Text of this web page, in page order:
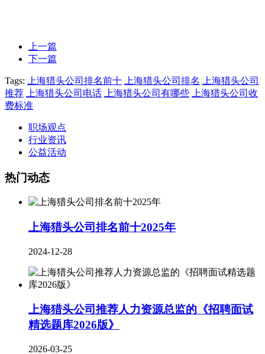
上一篇
下一篇
Tags: 上海猎头公司排名前十 上海猎头公司排名
上海猎头公司
推荐
上海猎头公司电话 上海猎头公司有哪些
上海猎头公司收
费标准
职场观点
行业资讯
公益活动
热门动态
上海猎头公司排名前十2025年
2024-12-28
上海猎头公司推荐人力资源总监的《招聘面试
精选题库2026版》
2026-03-25